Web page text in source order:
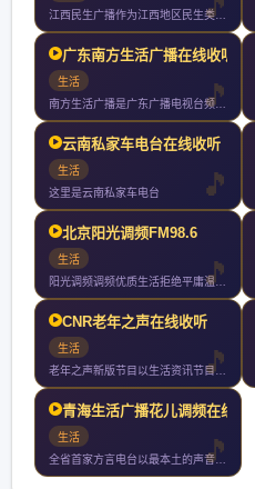
江西民生广播作为江西地区民生类主流广播媒体年频率重构定位提出
广东南方生活广播在线收听
生活
南方生活广播是广东广播电视台频率之一作为华南地区唯一一家以传
云南私家车电台在线收听
生活
这里是云南私家车电台
北京阳光调频FM98.6
生活
阳光调频调频优质生活拒绝平庸温暖发声
CNR老年之声在线收听
生活
老年之声新版节目以生活资讯节目健康养生节目和文艺节目为主全天
青海生活广播花儿调频在线
生活
全省首家方言电台以最本土的声音打造最全面的生活服务类电台